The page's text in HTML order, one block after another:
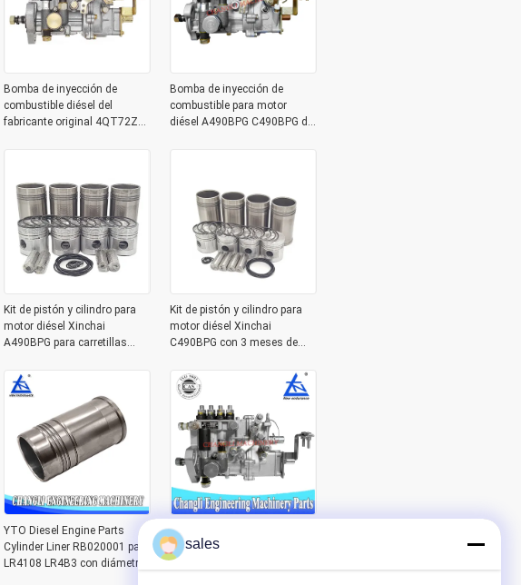
Bomba de inyección de
combustible diésel del
fabricante original 4QT72ZH-
Bomba de inyección de
combustible para motor
diésel A490BPG C490BPG del
peso de 7 KG
Kit de pistón y cilindro para
motor diésel Xinchai
A490BPG para carretillas
Zhejiang Xinchai Co., Ltd
Kit de pistón y cilindro para
motor diésel Xinchai
C490BPG con 3 meses de
para 4 cilindros
YTO Diesel Engine Parts
Cylinder Liner RB020001 para
LR4108 LR4B3 con diámetro
Xinchai A498BPG B261Z-1
bomba de inyección de
combustible con 3 meses de
sales